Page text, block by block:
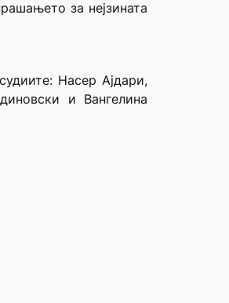
за нејзината
Насер Ајдари,
и Вангелина